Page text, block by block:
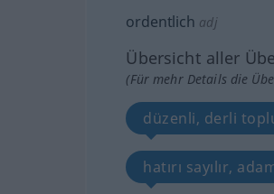
ordentlich adj
Übersicht aller
(Für mehr Details die
düzenli, derli
hatırı sayılır,